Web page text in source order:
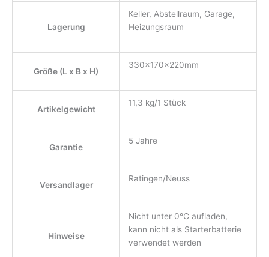
Lagerung
Keller, Abstellraum, Garage,
Heizungsraum
Größe (L x B x H)
330x170x220mm
Artikelgewicht
11,3 kg/1 Stück
Garantie
5 Jahre
Versandlager
Ratingen/Neuss
Hinweise
Nicht unter 0℃ aufladen,
kann nicht als Starterbatterie
verwendet werden